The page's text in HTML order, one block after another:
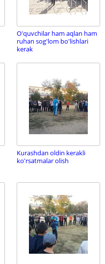
O'quvchilar ham aqlan ham
ruhan sog'lom bo'lishlari
kerak
Kurashdan oldin kerakli
ko'rsatmalar olish